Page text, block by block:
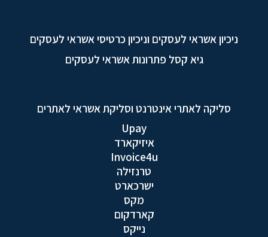
ניכיון אשראי לעסקים וניכיון כרטיסי אשראי לעסקים
גיא קסל פתרונות אשראי לעסקים
סליקה לאתרי אינטרנט וסליקת אשראי לאתרים
Upay
איזיקארד
Invoice4u
טרנזילה
ישרכארט
מקס
קארדקום
נייקס